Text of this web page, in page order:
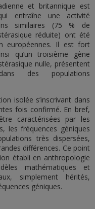
et britannique est
entraîne une activité
similaires (75 % de
réduite) ont été
européennes. Il est fort
qu’un troisième gène
nulle, présentent
des populations
isolée s’inscrivant dans
fois confirmé. En bref,
caractérisées par les
les fréquences géniques
très dispersées,
différences. Ce point
établi en anthropologie
mathématiques et
simplement hérités,
géniques.